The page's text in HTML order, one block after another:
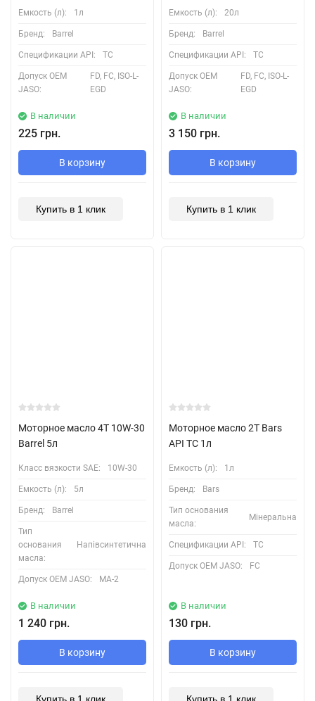
Емкость (л): 1л
Бренд: Barrel
Спецификации API: TC
Допуск OEM
JASO:
FD, FC, ISO-L-
EGD
В наличии
225 грн.
В корзину
Купить в 1 клик
Емкость (л): 20л
Бренд: Barrel
Спецификации API: TC
Допуск OEM
JASO:
FD, FC, ISO-L-
EGD
В наличии
3 150 грн.
В корзину
Купить в 1 клик
Моторное масло 4T 10W-30
Barrel 5л
Класс вязкости SAE: 10W-30
Емкость (л): 5л
Бренд: Barrel
Тип
основания
масла:
Напівсинтетична
Допуск OEM JASO: MA-2
В наличии
1 240 грн.
В корзину
Моторное масло 2T Bars
API TC 1л
Емкость (л): 1л
Бренд: Bars
Тип основания
масла:
Мінеральна
Спецификации API: TC
Допуск OEM JASO: FC
В наличии
130 грн.
В корзину